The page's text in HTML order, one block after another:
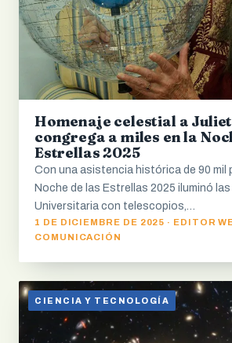
Homenaje celestial a
congrega a miles en la
Estrellas 2025
Con una asistencia histórica de 90 mil
Noche de las Estrellas 2025 iluminó
Universitaria con telescopios,…
1 DE DICIEMBRE DE 2025 · EDITOR
COMUNICACIÓN
CIENCIA Y TECNOLOGÍA